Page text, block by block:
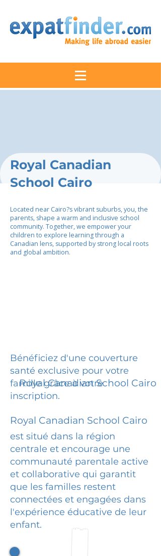
Royal Canadian
School Cairo
Located near Cairo?s vibrant suburbs, you, the
parents, shape a warm and inclusive school
community. Together, we empower your
children to explore learning through a
Canadian lens, supported by strong local roots
and global ambition.
Bénéficiez d'une couverture
santé exclusive pour votre
famille grâce à votre
inscription.
Royal Canadian School Cairo
Royal Canadian School Cairo
est situé dans la région
centrale et encourage une
communauté parentale active
et collaborative qui garantit
que les familles restent
connectées et engagées dans
l'expérience éducative de leur
enfant.